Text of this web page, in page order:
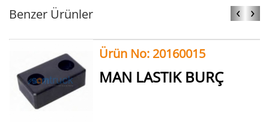
Benzer Ürünler ‹ ›
Ürün No: 20160015
MAN LASTIK BURÇ